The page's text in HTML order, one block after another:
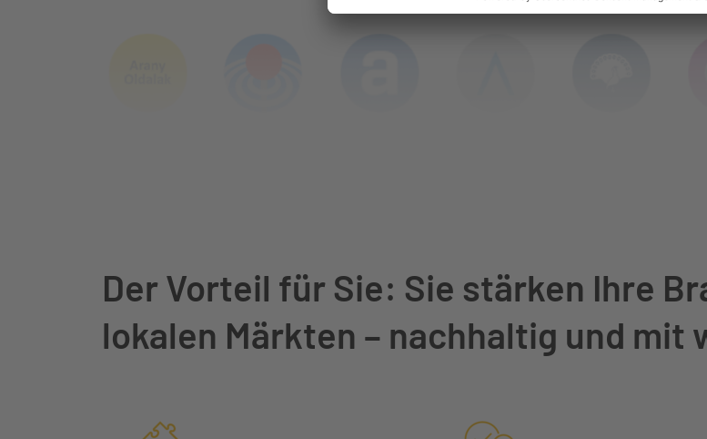
Der Vorteil für Sie: Sie stärken Ihre
lokalen Märkten – nachhaltig und mit